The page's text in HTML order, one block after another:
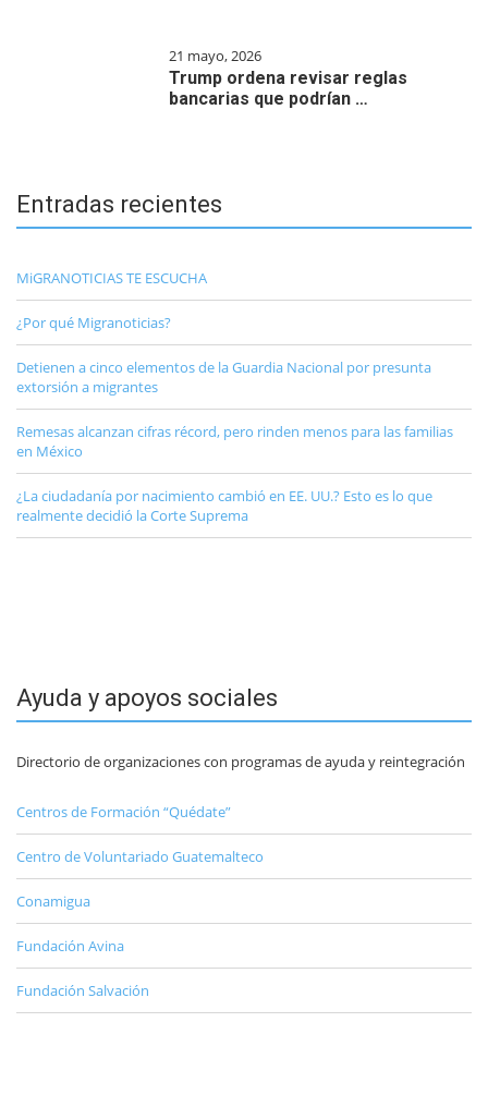
21 mayo, 2026
Trump ordena revisar reglas
bancarias que podrían …
Entradas recientes
MiGRANOTICIAS TE ESCUCHA
¿Por qué Migranoticias?
Detienen a cinco elementos de la Guardia Nacional por presunta
extorsión a migrantes
Remesas alcanzan cifras récord, pero rinden menos para las familias
en México
¿La ciudadanía por nacimiento cambió en EE. UU.? Esto es lo que
realmente decidió la Corte Suprema
Ayuda y apoyos sociales
Directorio de organizaciones con programas de ayuda y reintegración
Centros de Formación “Quédate”
Centro de Voluntariado Guatemalteco
Conamigua
Fundación Avina
Fundación Salvación